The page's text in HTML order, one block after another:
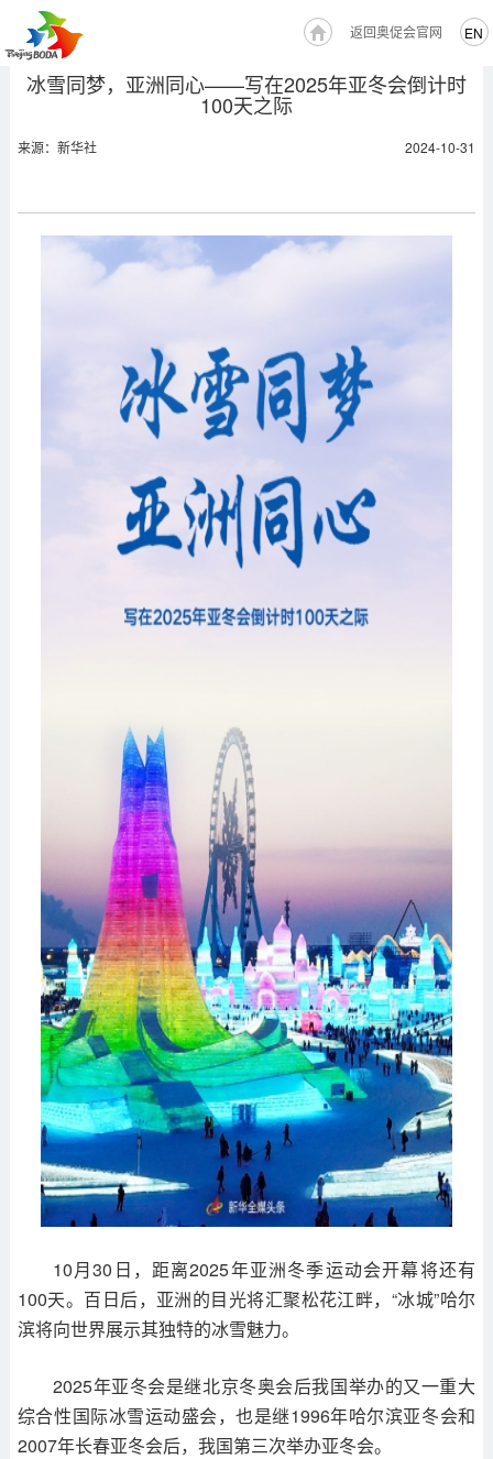
EN
返回奥促会官网
冰雪同梦，亚洲同心——写在2025年亚冬会倒计时
100天之际
来源：新华社 2024-10-31
10月30日，距离2025年亚洲冬季运动会开幕将还有
100天。百日后，亚洲的目光将汇聚松花江畔，“冰城”哈尔
滨将向世界展示其独特的冰雪魅力。
2025年亚冬会是继北京冬奥会后我国举办的又一重大
综合性国际冰雪运动盛会，也是继1996年哈尔滨亚冬会和
2007年长春亚冬会后，我国第三次举办亚冬会。